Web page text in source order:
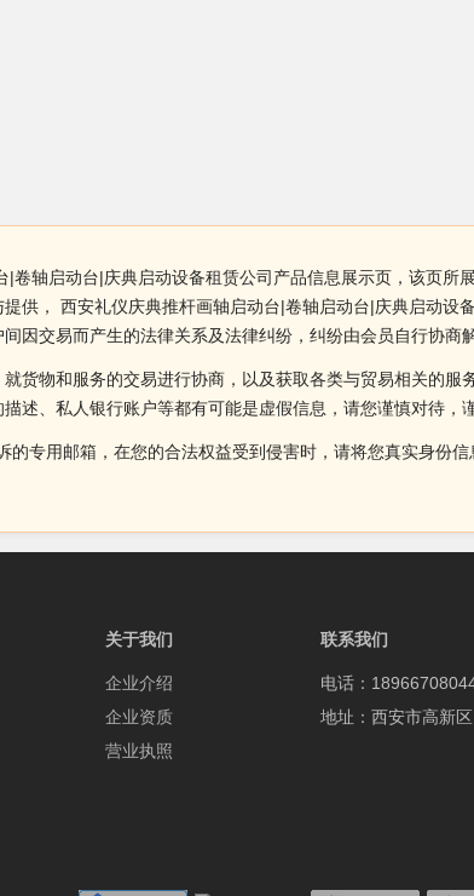
卷轴启动台|庆典启动设备租赁公司产品信息展示页，该页
供， 西安礼仪庆典推杆画轴启动台|卷轴启动台|庆典启动
因交易而产生的法律关系及法律纠纷，纠纷由会员自行协商解
货物和服务的交易进行协商，以及获取各类与贸易相关的
述、私人银行账户等都有可能是虚假信息，请您谨慎对待，
专用邮箱，在您的合法权益受到侵害时，请将您真实身份
关于我们
企业介绍
企业资质
营业执照
联系我们
电话：
地址：西安市高新区